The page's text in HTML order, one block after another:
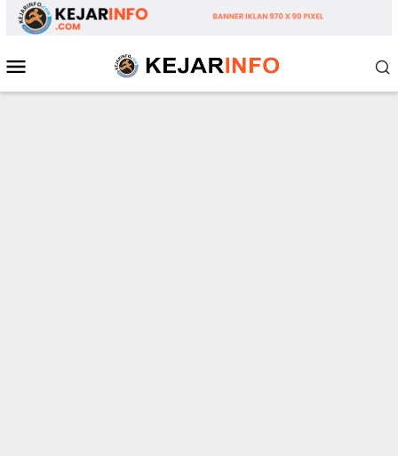
Loncat
Mobile